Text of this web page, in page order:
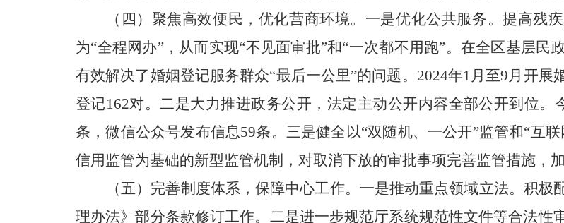
（四）聚焦高效便民，优化营商环境。 一是优化公共服务。提高残
为“全程网办”，从而实现“不见面审批”和“一次都不用跑”。在全区基层民
有效解决了婚姻登记服务群众“最后一公里”的问题。2024年1月至9月开展
登记162对。二是大力推进政务公开，法定主动公开内容全部公开到位。
条，微信公众号发布信息59条。 三是健全 以“双随机、一公开”监管和“互联
信用 监管为基础的新型监管机制，对取消下放的审批事项完善监管措施，
（五）完善制度体系，保障中心工作。 一是推动重点领域立法。积极
理办法》部分条款修订工作。 二是进一步规范厅系统规范性文件等合法性